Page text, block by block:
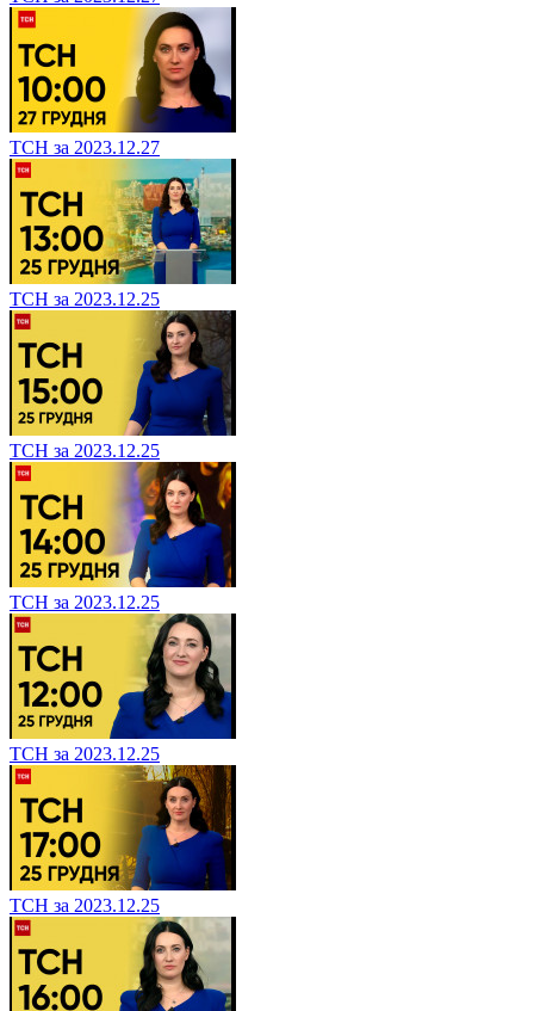
ТСН за 2023.12.27
ТСН за 2023.12.25
ТСН за 2023.12.25
ТСН за 2023.12.25
ТСН за 2023.12.25
ТСН за 2023.12.25